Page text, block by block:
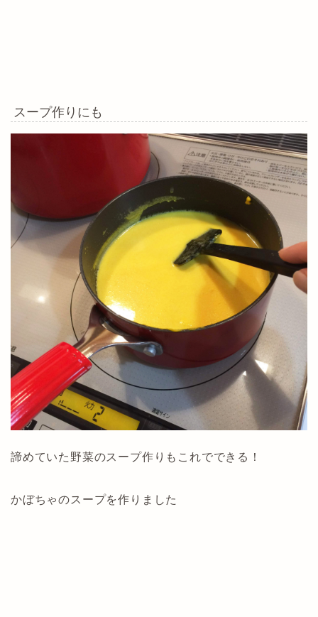
スープ作りにも
諦めていた野菜のスープ作りもこれでできる！
かぼちゃのスープを作りました